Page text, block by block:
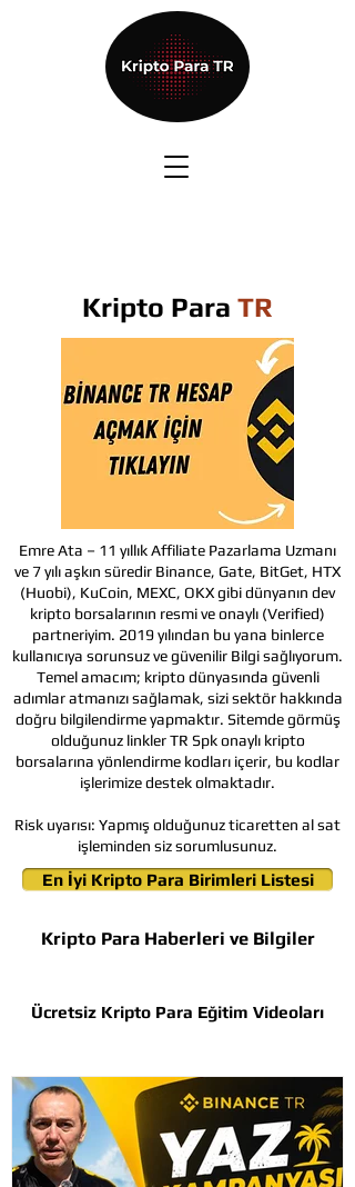
Ücretsiz Kripto Para Eğitim Videoları
Kripto Para Haberleri ve Bilgiler
En İyi Kripto Para Birimleri Listesi
Kripto Para TR
Emre Ata – 11 yıllık Affiliate Pazarlama Uzmanı
ve 7 yılı aşkın süredir Binance, Gate, BitGet, HTX
(Huobi), KuCoin, MEXC, OKX gibi dünyanın dev
kripto borsalarının resmi ve onaylı (Verified)
partneriyim. 2019 yılından bu yana binlerce
kullanıcıya sorunsuz ve güvenilir Bilgi sağlıyorum.
Temel amacım; kripto dünyasında güvenli
adımlar atmanızı sağlamak, sizi sektör hakkında
doğru bilgilendirme yapmaktır. Sitemde görmüş
olduğunuz linkler TR Spk onaylı kripto
borsalarına yönlendirme kodları içerir, bu kodlar
işlerimize destek olmaktadır.
Risk uyarısı: Yapmış olduğunuz ticaretten al sat
işleminden siz sorumlusunuz.